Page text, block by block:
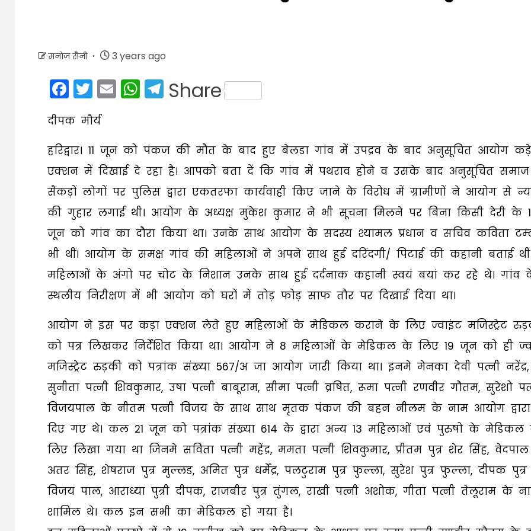
मनोज सैनी 3 years ago
Facebook
Twitter
EmailWhatsApp
Telegram
Share
दीपक मौर्य
हरिद्वार। 11 जून को पंकज की मौत के बाद हुए बेलडा गांव में उपद्रव के बाद अनुसूचित आयोग कड़े
एक्शन में दिखाई दे रहा है। आपको बता दें कि गांव में पथराव होने व उसके बाद अनुसूचित
सैंकड़ों लोगों पर पुलिस द्वारा एकतरफा कार्यवाही किए जाने के विरोध में ग्रामीणों ने आयोग से
की गुहार लगाई थी। आयोग के अध्यक्ष मुकेश कुमार ने भी सूचना मिलने पर बिना किसी देरी के
जून को गांव का दौरा किया था। उनके साथ आयोग के सदस्य श्यामल प्रधान व सचिव कविता
भी थीं। आयोग के समक्ष गांव की महिलाओं ने अपने साथ हुई दरिंदगी/ पिटाई की कहानी बताई
महिलाओं के अंगो पर चोट के निशान उनके साथ हुई दर्दनाक कहानी स्वयं बयां कर रहे थे। गांव
स्थलीय निरीक्षण में भी आयोग को घरों में तोड़ फोड़ साफ तौर पर दिखाई दिया था।
आयोग ने इस पर कड़ा एक्शन लेते हुए महिलाओं के मेडिकल कराने के लिए ज्वाइंट मजिस्ट्रेट
को पत्र लिखकर निर्देशित किया था। आयोग ने 8 महिलाओं के मेडिकल के लिए 19 जून को ही
मजिस्ट्रेट रुड़की को पत्रांक संख्या 567/अ जा आयोग जारी किया था। इनमे मेनका देवी पत्नी नरेंद्र,
सुनीता पत्नी शिवकुमार, उषा पत्नी बाबूराम, सीमा पत्नी व्रषित, रूमा पत्नी रणवीर गौतम, सुरेशो
विजयपाल के नीतम पत्नी विजय के साथ साथ मृतक पंकज की बहन नीलम के नाम आयोग द्वारा
दिए गए थे। कल 21 जून को पत्रांक संख्या 614 के द्वारा अन्य 13 महिलाओं एवं पुरुषो के
लिए लिखा गया था जिनमे सविता पत्नी महेंद्र, ममता पत्नी शिवकुमार, प्रीतम पुत्र शेर सिंह, वेदपाल
अतर सिंह, शेषराज पुत्र मुल्लड, अमित पुत्र धर्मेंद्र, पलटुराम पुत्र फुल्ला, सुरेश पुत्र फुल्ला, दीपक पुत्र
विजय पाल, आराध्या पुत्री दीपक, राजबीर पुत्र तुंगल, राखी पत्नी अशोक, गीता पत्नी तेलूराम के
शामिल थे। कल इन सभी का मेडिकल हो गया है।